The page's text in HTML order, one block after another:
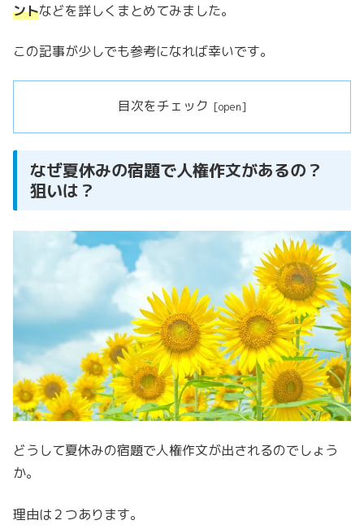
ントなどを詳しくまとめてみました。
この記事が少しでも参考になれば幸いです。
目次をチェック
なぜ夏休みの宿題で人権作文があるの？
狙いは？
どうして夏休みの宿題で人権作文が出されるのでしょう
か。
理由は２つあります。